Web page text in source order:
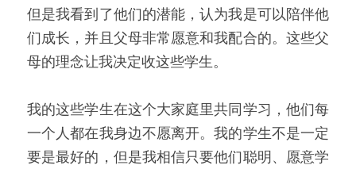
但是我看到了他们的潜能，认为我是可以陪伴他
们成长，并且父母非常愿意和我配合的。这些父
母的理念让我决定收这些学生。
我的这些学生在这个大家庭里共同学习，他们每
一个人都在我身边不愿离开。我的学生不是一定
要是最好的，但是我相信只要他们聪明、愿意学